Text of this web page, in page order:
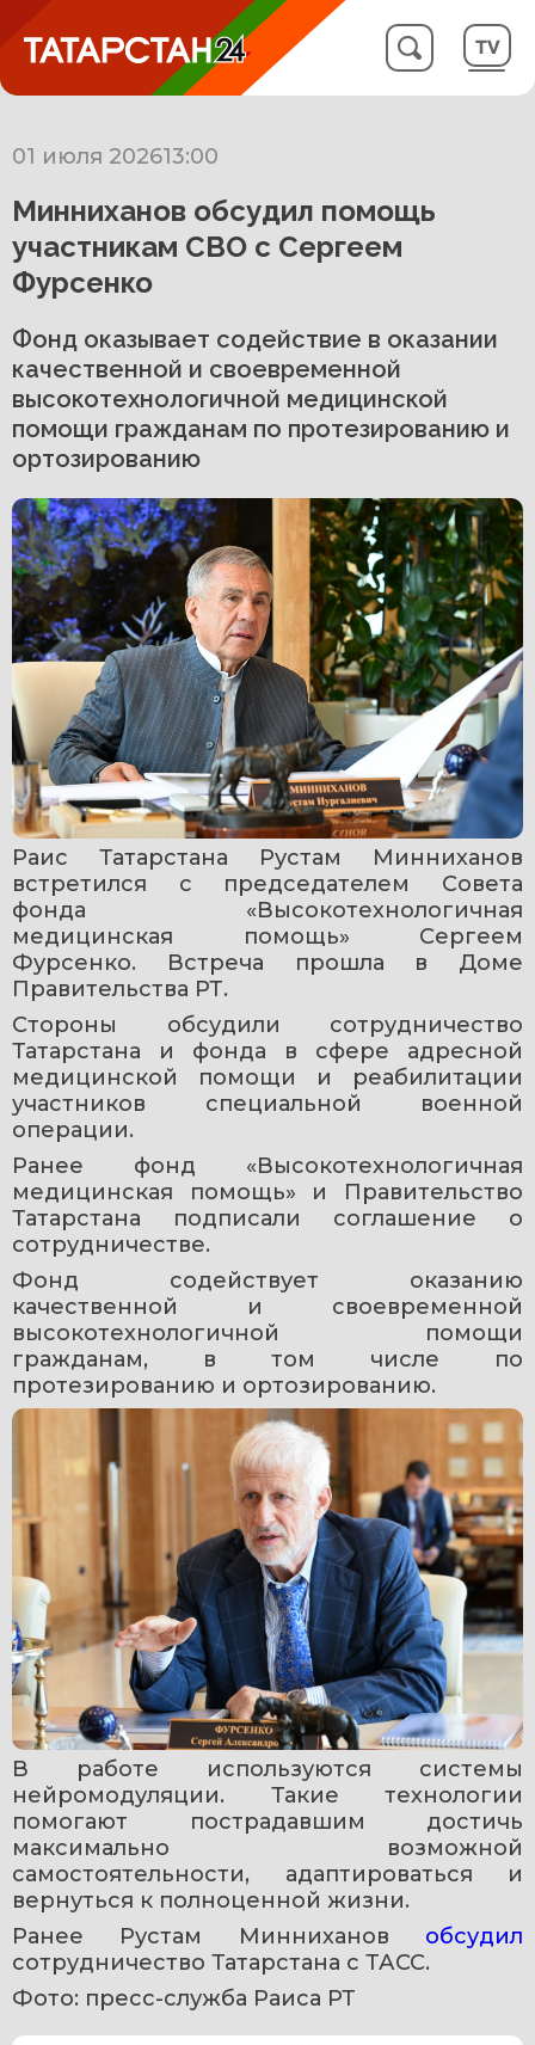
01 июля 202613:00
Минниханов обсудил помощь
участникам СВО с Сергеем
Фурсенко
Фонд оказывает содействие в оказании
качественной и своевременной
высокотехнологичной медицинской
помощи гражданам по протезированию и
ортозированию
Раис Татарстана Рустам Минниханов
встретился с председателем Совета
фонда «Высокотехнологичная
медицинская помощь» Сергеем
Фурсенко. Встреча прошла в Доме
Правительства РТ.
Стороны обсудили сотрудничество
Татарстана и фонда в сфере адресной
медицинской помощи и реабилитации
участников специальной военной
операции.
Ранее фонд «Высокотехнологичная
медицинская помощь» и Правительство
Татарстана подписали соглашение о
сотрудничестве.
Фонд содействует оказанию
качественной и своевременной
высокотехнологичной помощи
гражданам, в том числе по
протезированию и ортозированию.
В работе используются системы
нейромодуляции. Такие технологии
помогают пострадавшим достичь
максимально возможной
самостоятельности, адаптироваться и
вернуться к полноценной жизни.
Ранее Рустам Минниханов
сотрудничество Татарстана с ТАСС.
Фото: пресс-служба Раиса РТ